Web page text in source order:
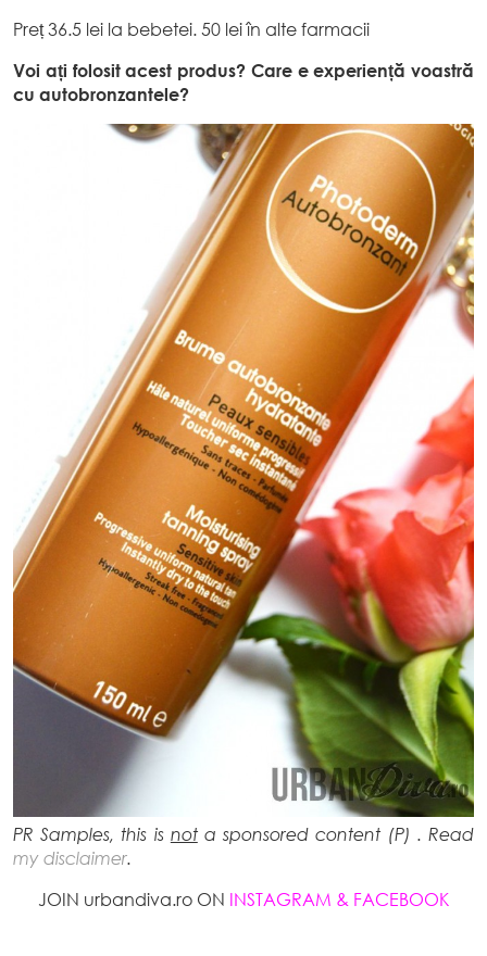
Preț 36.5 lei la bebetei. 50 lei în alte farmacii
Voi ați folosit acest produs? Care e experiență voastră
cu autobronzantele?
PR Samples, this is nota sponsored content (P) . Read
my disclaimer.
JOIN urbandiva.ro ON INSTAGRAM & FACEBOOK